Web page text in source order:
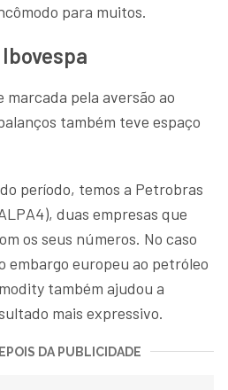
para muitos.
pela aversão ao
também teve espaço
período, temos a Petrobras
duas empresas que
os seus números. No caso
embargo europeu ao petróleo
também ajudou a
mais expressivo.
DA PUBLICIDADE